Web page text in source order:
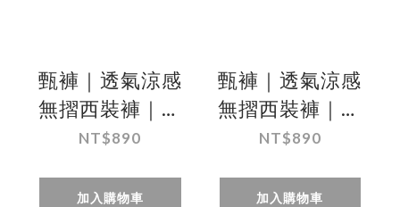
甄褲｜透氣涼感
無摺西裝褲｜中
高腰直筒・無摺
其色、鋼藍灰
NT$890
加入購物車
甄褲｜透氣涼感
無摺西裝褲｜中
高腰直筒・無摺
藍色（30~42
NT$890
加入購物車